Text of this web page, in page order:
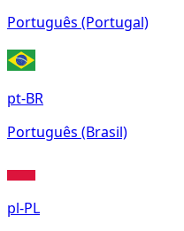
Português (Portugal)
pt-BR
Português (Brasil)
pl-PL